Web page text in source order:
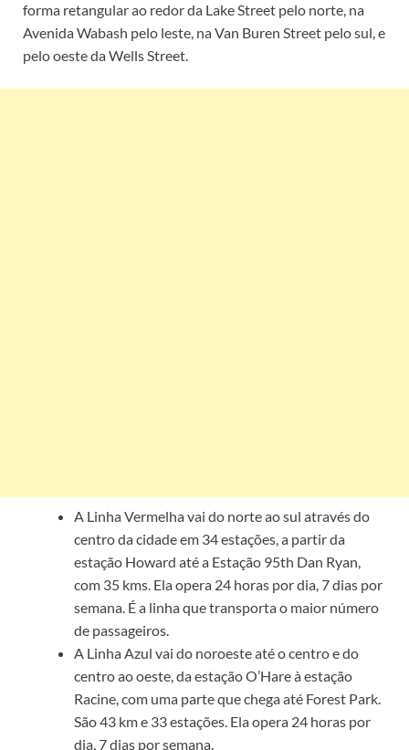
forma retangular ao redor da Lake Street pelo norte, na
Avenida Wabash pelo leste, na Van Buren Street pelo sul, e
pelo oeste da Wells Street.
A Linha Vermelha vai do norte ao sul através do
centro da cidade em 34 estações, a partir da
estação Howard até a Estação 95th Dan Ryan,
com 35 kms. Ela opera 24 horas por dia, 7 dias por
semana. É a linha que transporta o maior número
de passageiros.
A Linha Azul vai do noroeste até o centro e do
centro ao oeste, da estação O’Hare à estação
Racine, com uma parte que chega até Forest Park.
São 43 km e 33 estações. Ela opera 24 horas por
dia, 7 dias por semana.